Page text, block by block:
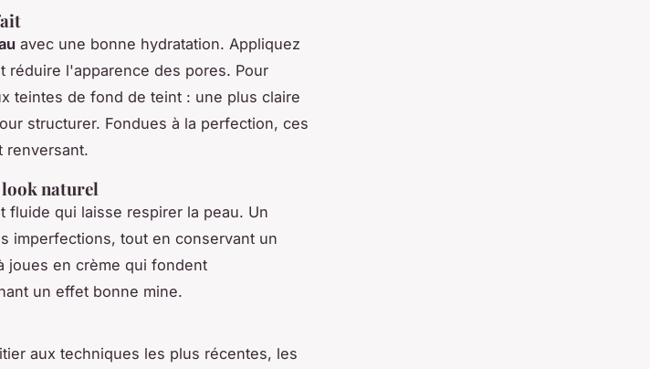
avec une bonne hydratation. Appliquez
réduire l'apparence des pores. Pour
teintes de fond de teint : une plus claire
structurer. Fondues à la perfection, ces
renversant.
naturel
qui laisse respirer la peau. Un
imperfections, tout en conservant un
joues en crème qui fondent
un effet bonne mine.
aux techniques les plus récentes, les